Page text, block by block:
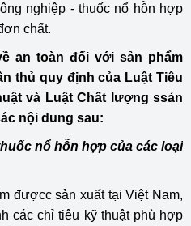
nghiệp - thuốc nổ hỗn hợp
chất.
an toàn đối với sản phẩm
thủ quy định của Luật Tiêu
và Luật Chất lượng ssản
nội dung sau:
nổ hỗn hợp của các loại
đượcc sản xuất tại Việt Nam,
các chỉ tiêu kỹ thuật phù hợp